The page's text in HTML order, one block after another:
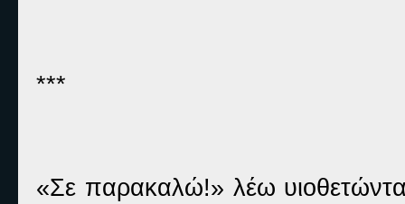
***
«Σε παρακαλώ!» λέω